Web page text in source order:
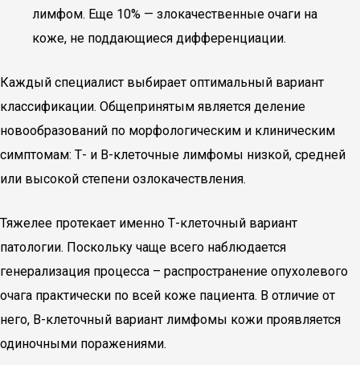
лимфом. Еще 10% — злокачественные очаги на
коже, не поддающиеся дифференциации.
Каждый специалист выбирает оптимальный вариант
классификации. Общепринятым является деление
новообразований по морфологическим и клиническим
симптомам: Т- и В-клеточные лимфомы низкой, средней
или высокой степени озлокачествления.
Тяжелее протекает именно Т-клеточный вариант
патологии. Поскольку чаще всего наблюдается
генерализация процесса – распространение опухолевого
очага практически по всей коже пациента. В отличие от
него, В-клеточный вариант лимфомы кожи проявляется
одиночными поражениями.